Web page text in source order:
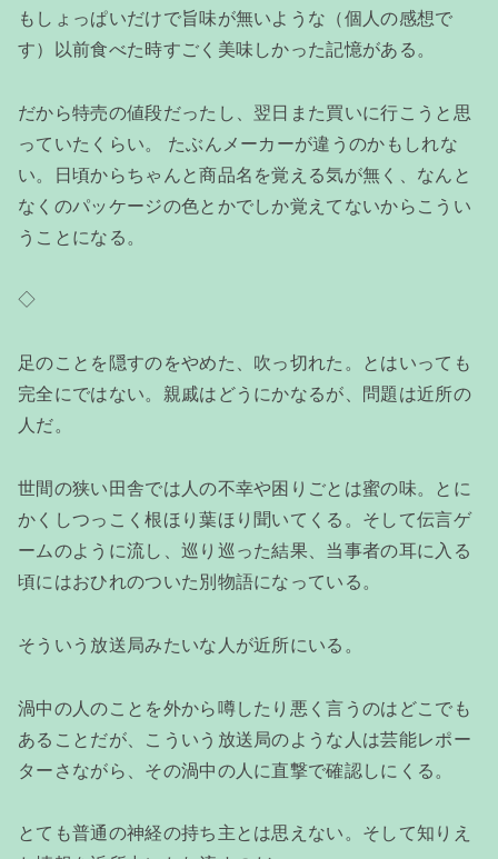
もしょっぱいだけで旨味が無いような（個人の感想で
す）以前食べた時すごく美味しかった記憶がある。
だから特売の値段だったし、翌日また買いに行こうと思
っていたくらい。 たぶんメーカーが違うのかもしれな
い。日頃からちゃんと商品名を覚える気が無く、なんと
なくのパッケージの色とかでしか覚えてないからこうい
うことになる。
◇
足のことを隠すのをやめた、吹っ切れた。とはいっても
完全にではない。親戚はどうにかなるが、問題は近所の
人だ。
世間の狭い田舎では人の不幸や困りごとは蜜の味。とに
かくしつっこく根ほり葉ほり聞いてくる。そして伝言ゲ
ームのように流し、巡り巡った結果、当事者の耳に入る
頃にはおひれのついた別物語になっている。
そういう放送局みたいな人が近所にいる。
渦中の人のことを外から噂したり悪く言うのはどこでも
あることだが、こういう放送局のような人は芸能レポー
ターさながら、その渦中の人に直撃で確認しにくる。
とても普通の神経の持ち主とは思えない。そして知りえ